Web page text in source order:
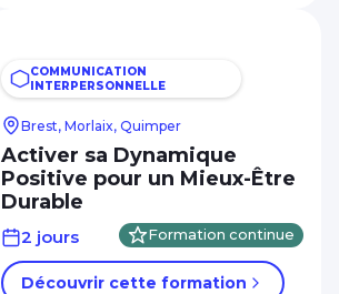
COMMUNICATION
INTERPERSONNELLE
Brest, Morlaix, Quimper
Activer sa Dynamique
Positive pour un Mieux-Être
Durable
2 jours Formation continue
Découvrir cette formation